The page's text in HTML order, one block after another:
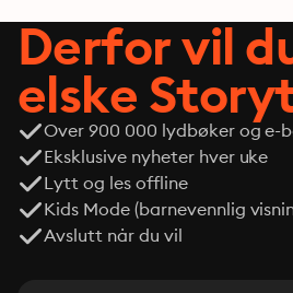
Derfor vil
elske
Over 900 000 lydbøker og e-
Eksklusive nyheter hver uke
Lytt og les offline
Kids Mode (barnevennlig
Avslutt når du vil